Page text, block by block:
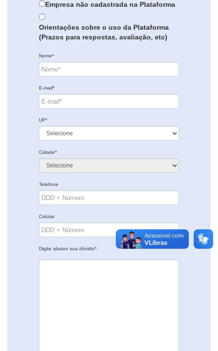
Empresa não cadastrada na Plataforma
Orientações sobre o uso da Plataforma
(Prazos para respostas, avaliação, etc)
Nome*
E-mail*
UF*
Cidade*
Telefone
Celular
Digite abaixo sua dúvida*: